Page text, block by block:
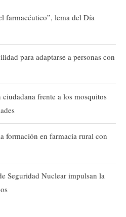
farmacéutico”, lema del Día
para adaptarse a personas con
frente a los mosquitos
formación en farmacia rural con
Seguridad Nuclear impulsan la